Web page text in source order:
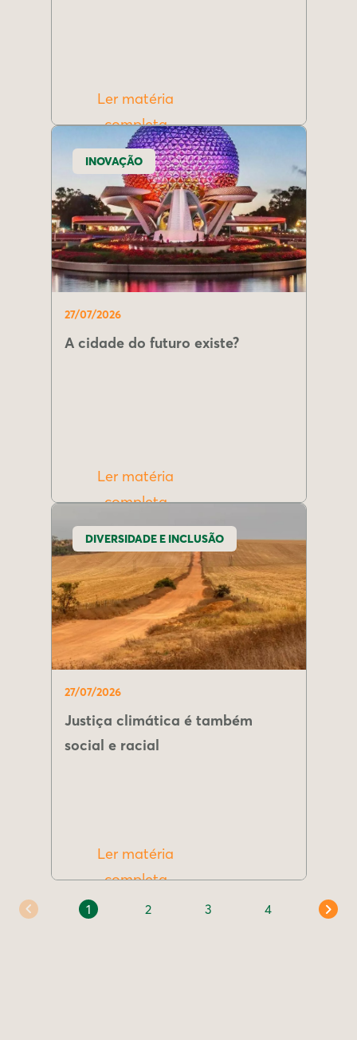
Ler matéria
completa
INOVAÇÃO
27/07/2026
A cidade do futuro existe?
Ler matéria
completa
DIVERSIDADE E INCLUSÃO
27/07/2026
Justiça climática é também
social e racial
Ler matéria
completa
1 2 3 4